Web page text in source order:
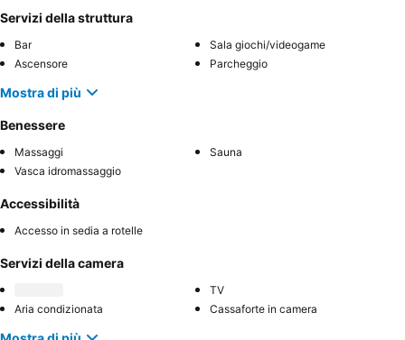
Servizi della struttura
Bar
Sala giochi/videogame
Ascensore
Parcheggio
Mostra di più
Benessere
Massaggi
Sauna
Vasca idromassaggio
Accessibilità
Accesso in sedia a rotelle
Servizi della camera
TV
Aria condizionata
Cassaforte in camera